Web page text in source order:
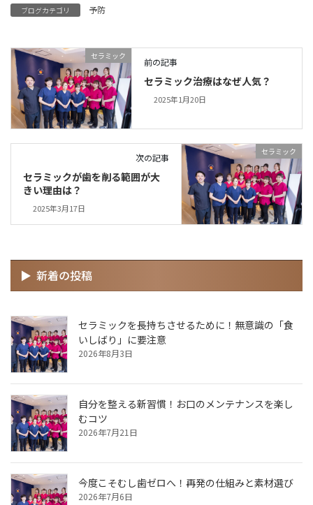
ブログカテゴリ 予防
セラミック
前の記事
セラミック治療はなぜ人気？
2025年1月20日
セラミック
次の記事
セラミックが歯を削る範囲が大
きい理由は？
2025年3月17日
新着の投稿
セラミックを長持ちさせるために！無意識の「食
いしばり」に要注意
2026年8月3日
自分を整える新習慣！お口のメンテナンスを楽し
むコツ
2026年7月21日
今度こそむし歯ゼロへ！再発の仕組みと素材選び
2026年7月6日